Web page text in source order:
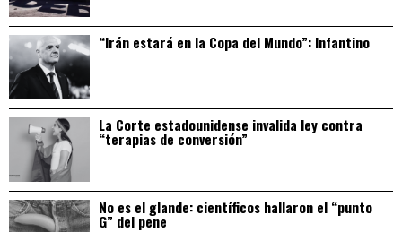
“Irán estará en la Copa del Mundo”: Infantino
La Corte estadounidense invalida ley contra
“terapias de conversión”
No es el glande: científicos hallaron el “punto
G” del pene